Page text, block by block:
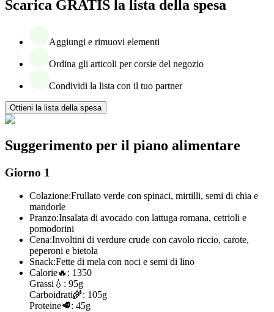
Scarica GRATIS la lista della spesa
Aggiungi e rimuovi elementi
Ordina gli articoli per corsie del negozio
Condividi la lista con il tuo partner
Ottieni la lista della spesa
Suggerimento per il piano alimentare
Giorno 1
Colazione:Frullato verde con spinaci, mirtilli, semi di chia e
mandorle
Pranzo:Insalata di avocado con lattuga romana, cetrioli e
pomodorini
Cena:Involtini di verdure crude con cavolo riccio, carote,
peperoni e bietola
Snack:Fette di mela con noci e semi di lino
Calorie🔥: 1350
Grassi 💧: 95g
Carboidrati🌾: 105g
Proteine🥩: 45g